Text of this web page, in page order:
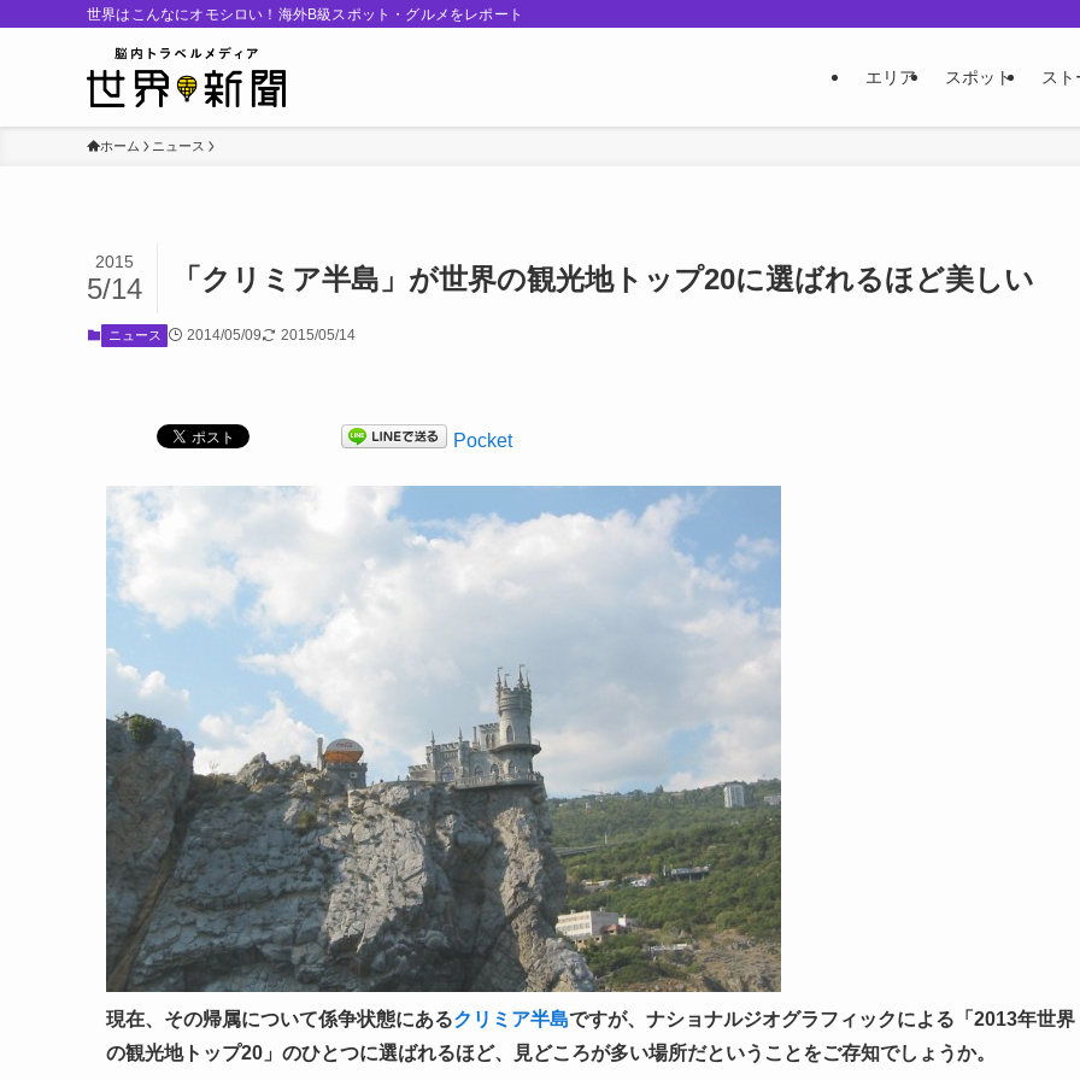
世界はこんなにオモシロい！海外B級スポット・グルメをレポート
エリア スポット ス
ホーム ニュース
「クリミア半島」が世界の観光地トップ20に選ばれるほど美しい
2015
5/14
ニュース 2014/05/09 2015/05/14
Pocket
現在、その帰属について係争状態にあるクリミア半島ですが、ナショナルジオグラフィックによる「 2013年世界
の観光地トップ20」のひとつに選ばれるほど、見どころが多い場所だということをご存知でしょうか。